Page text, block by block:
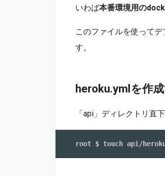
いわば本番環境用の
このファイルを使って
す。
heroku.ymlを作
「api」ディレクトリ直